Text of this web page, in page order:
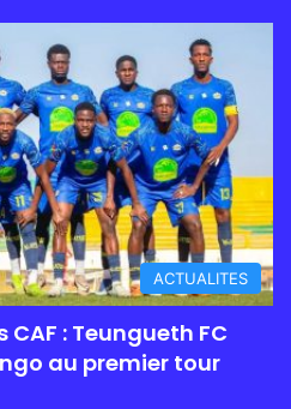
ACTUALITES
: Teungueth FC
au premier tour